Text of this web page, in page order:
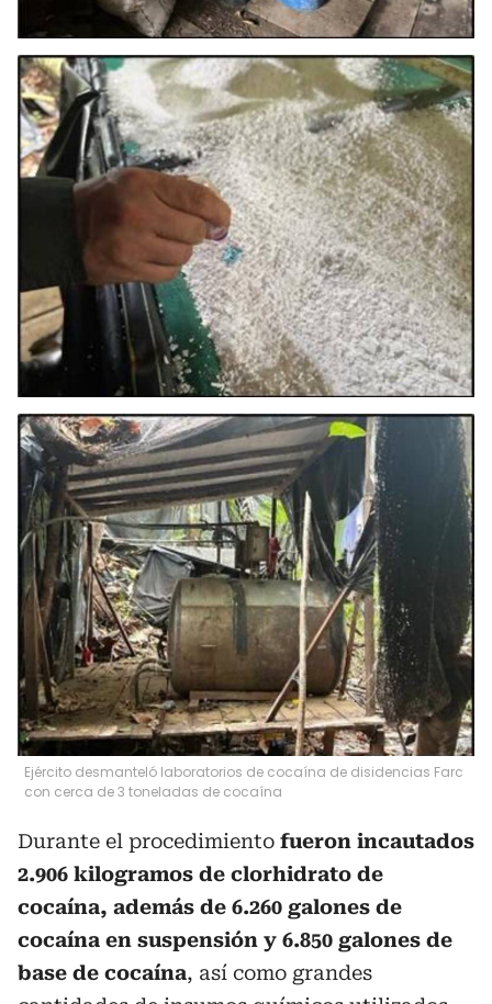
Ejército desmanteló laboratorios de cocaína de disidencias Farc
con cerca de 3 toneladas de cocaína
Durante el procedimiento fueron incautados
2.906 kilogramos de clorhidrato de
cocaína, además de 6.260 galones de
cocaína en suspensión y 6.850 galones de
base de cocaína, así como grandes